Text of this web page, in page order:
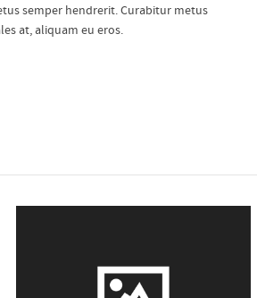
semper hendrerit. Curabitur metus
at, aliquam eu eros.